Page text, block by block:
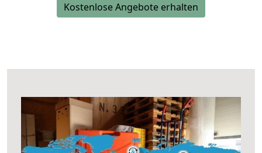
Kostenlose Angebote erhalten